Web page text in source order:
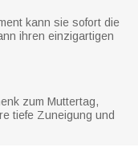
kann sie sofort die
ihren einzigartigen
zum Muttertag,
tiefe Zuneigung und